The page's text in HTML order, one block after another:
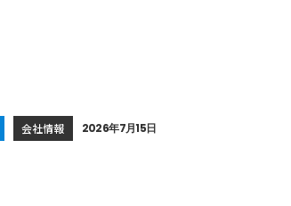
会社情報 2026年7月15日